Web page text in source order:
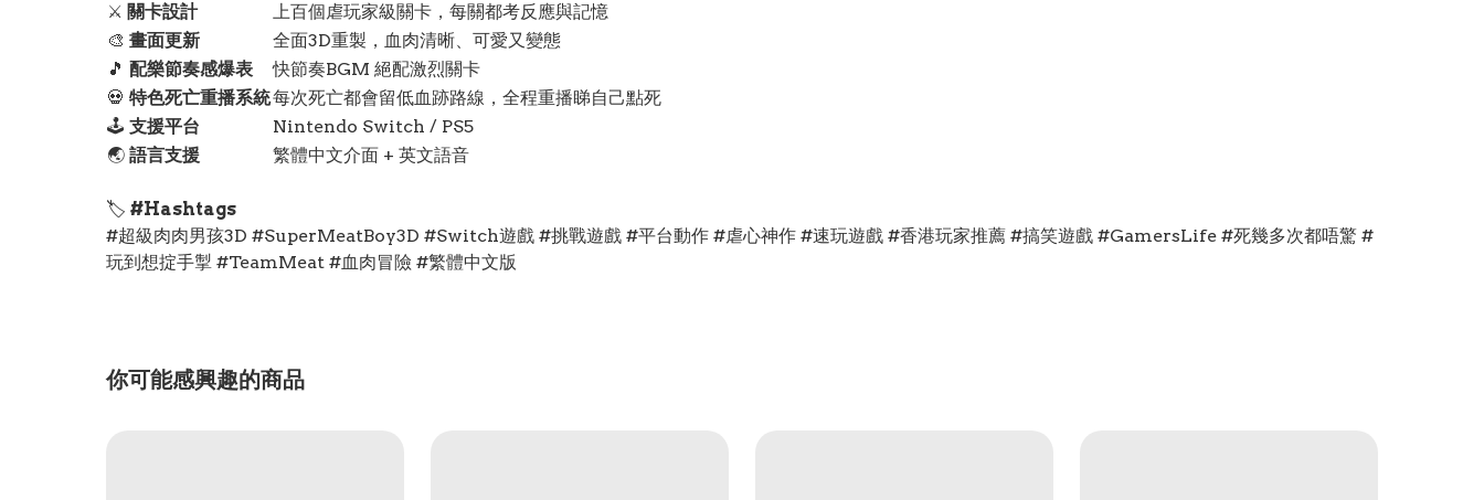
⚔️ 關卡設計
上百個虐玩家級關卡，每關都考反應與記憶
🎨 畫面更新
全面3D重製，血肉清晰、可愛又變態
🎵 配樂節奏感爆表
快節奏BGM 絕配激烈關卡
💀 特色死亡重播系統每次死亡都會留低血跡路線，全程重播睇自己點死
🕹️ 支援平台
Nintendo Switch / PS5
🌏 語言支援 繁體中文介面 + 英文語音
🏷️ #Hashtags
#超級肉肉男孩3D #SuperMeatBoy3D #Switch遊戲 #挑戰遊戲 #平台動作 #虐心神作 #速玩遊戲 #香港玩家推薦 #搞笑遊戲 #GamersLife #死幾多次都唔驚 #
玩到想掟手掣 #TeamMeat #血肉冒險 #繁體中文版
你可能感興趣的商品